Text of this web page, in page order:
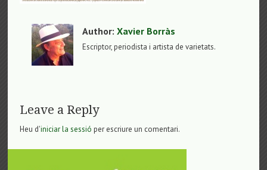
Author:Xavier Borràs
Escriptor, periodista i artista de varietats.
Leave a Reply
Heu d'iniciar la sessió per escriure un comentari.